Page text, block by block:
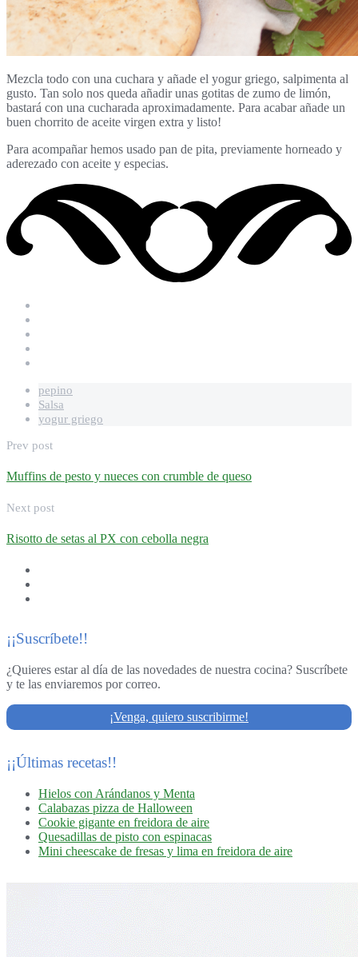
Mezcla todo con una cuchara y añade el yogur griego, salpimenta al
gusto. Tan solo nos queda añadir unas gotitas de zumo de limón,
bastará con una cucharada aproximadamente. Para acabar añade un
buen chorrito de aceite virgen extra y listo!
Para acompañar hemos usado pan de pita, previamente horneado y
aderezado con aceite y especias.
pepino
Salsa
yogur griego
Prev post
Muffins de pesto y nueces con crumble de queso
Next post
Risotto de setas al PX con cebolla negra
¡¡Suscríbete!!
¿Quieres estar al día de las novedades de nuestra cocina? Suscríbete
y te las enviaremos por correo.
¡Venga, quiero suscribirme!
¡¡Últimas recetas!!
Hielos con Arándanos y Menta
Calabazas pizza de Halloween
Cookie gigante en freidora de aire
Quesadillas de pisto con espinacas
Mini cheescake de fresas y lima en freidora de aire